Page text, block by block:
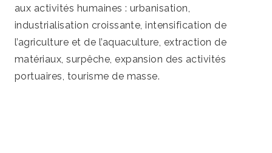
aux activités humaines : urbanisation,
industrialisation croissante, intensification de
l’agriculture et de l’aquaculture, extraction de
matériaux, surpêche, expansion des activités
portuaires, tourisme de masse.